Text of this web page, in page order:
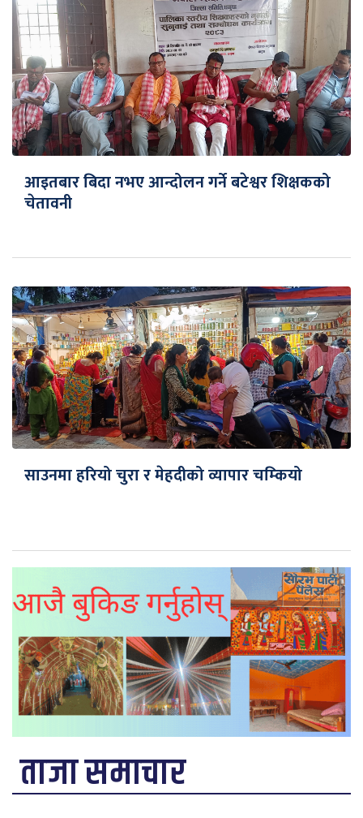
आइतबार बिदा नभए आन्दोलन गर्ने बटेश्वर शिक्षकको
चेतावनी
साउनमा हरियो चुरा र मेहदीको व्यापार चम्कियो
ताजा समाचार